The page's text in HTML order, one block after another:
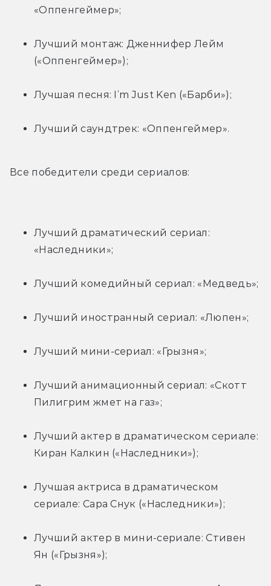
«Оппенгеймер»;
Лучший монтаж: Дженнифер Лейм
(«Оппенгеймер»);
Лучшая песня: I’m Just Ken («Барби»);
Лучший саундтрек: «Оппенгеймер».
Все победители среди сериалов:
Лучший драматический сериал:
«Наследники»;
Лучший комедийный сериал: «Медведь»;
Лучший иностранный сериал: «Люпен»;
Лучший мини-сериал: «Грызня»;
Лучший анимационный сериал: «Скотт
Пилигрим жмет на газ»;
Лучший актер в драматическом сериале:
Киран Калкин («Наследники»);
Лучшая актриса в драматическом
сериале: Сара Снук («Наследники»);
Лучший актер в мини-сериале: Стивен
Ян («Грызня»);